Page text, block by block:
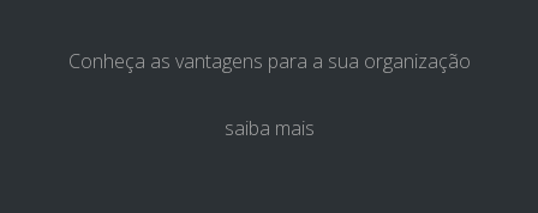
Conheça as vantagens para a sua organização
saiba mais